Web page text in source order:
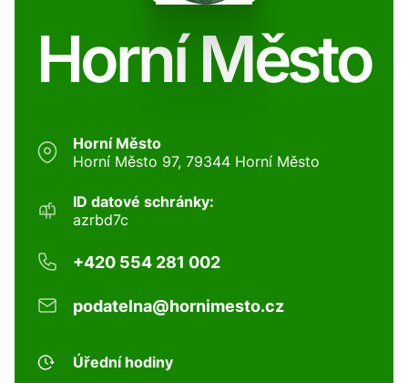
Horní Město
Horní Město
Horní Město 97, 79344 Horní Město
ID datové schránky:
azrbd7c
+420 554 281 002
podatelna@hornimesto.cz
Úřední hodiny